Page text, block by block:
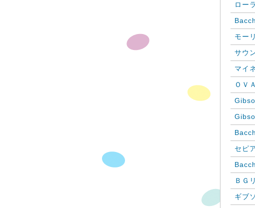
ロー
モー
サウ
マイ
ＯＶ
セピ
ＢＧ
ギブ